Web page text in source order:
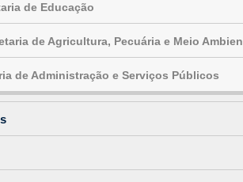
de Educação
de Agricultura, Pecuária e Meio
de Administração e Serviços Públicos